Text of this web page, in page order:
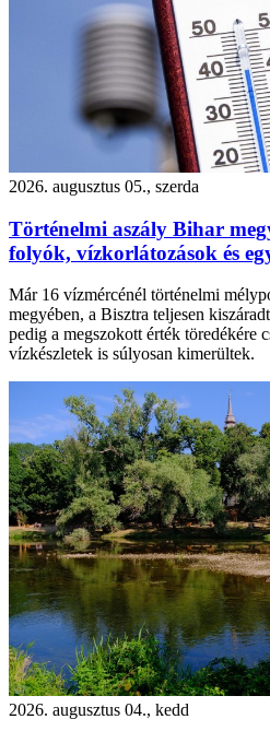
2026. augusztus 05., szerda
Történelmi aszály Bihar
folyók, vízkorlátozások és
Már 16 vízmércénél történelmi
megyében, a Bisztra teljesen
pedig a megszokott érték töredékére
vízkészletek is súlyosan kimerültek.
2026. augusztus 04., kedd